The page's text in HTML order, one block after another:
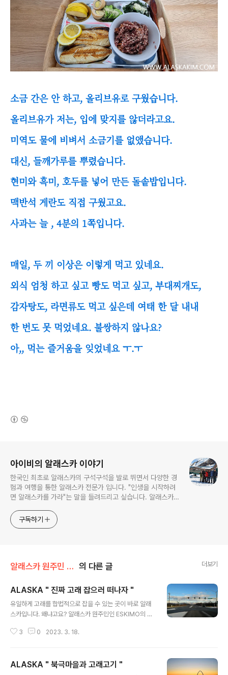
소금 간은 안 하고, 올리브유로 구웠습니다.
올리브유가 저는, 입에 맞지를 않더라고요.
미역도 물에 비벼서 소금기를 없앴습니다.
대신, 들깨가루를 뿌렸습니다.
현미와 흑미, 호두를 넣어 만든 돌솥밥입니다.
맥반석 게란도 직접 구웠고요.
사과는 늘 , 4분의 1쪽입니다.
매일, 두 끼 이상은 이렇게 먹고 있네요.
외식 엄청 하고 싶고 빵도 먹고 싶고, 부대찌개도,
감자탕도, 라면류도 먹고 싶은데 여태 한 달 내내
한 번도 못 먹었네요. 불쌍하지 않나요?
아,, 먹는 즐거움을 잊었네요 ㅜ.ㅜ
아이비의 알래스카 이야기
한국인 최초로 알래스카의 구석구석을 발로 뛰면서 다양한 경
험과 여행을 통한 알래스카 전문가 입니다. "인생을 시작하려
면 알래스카를 가라"는 말을 들려드리고 싶습니다. 알래스카
기도 합니다. 젖과 꿀이 흐르는 "알래스카" 자연속의 삶이 그
립다면 언제라도 알래스카로 오시기 바랍니다
구독하기
알래스카 원주민 이야기 의 다른 글 더보기
ALASKA " 진짜 고래 잡으러 떠나자 "
유일하게 고래를 합법적으로 잡을 수 있는 곳이 바로 알래
스카입니다. 왜냐고요? 알래스카 원주민인 ESKIMO의 유
는 가족을 먹여 살릴 수 없기 때문에 몇천 년 전부터 이어온
거니와 사는 거라고는 야생동물과 해양동물이 존재할 뿐입
3 0 2023. 3. 18.
ALASKA " 북극마을과 고래고기 "